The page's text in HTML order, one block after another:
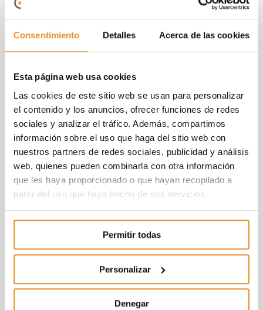
Consentimiento Detalles Acerca de las cookies
Esta página web usa cookies
Las cookies de este sitio web se usan para personalizar
el contenido y los anuncios, ofrecer funciones de redes
sociales y analizar el tráfico. Además, compartimos
información sobre el uso que haga del sitio web con
nuestros partners de redes sociales, publicidad y análisis
web, quienes pueden combinarla con otra información
que les haya proporcionado o que hayan recopilado a
partir del uso que haya hecho de sus servicios.
Permitir todas
Personalizar
Denegar
apreciado esta iniciativa por ser el primer
paso dado dentro del ámbito inmobiliario
residencial no solo para
reforzar y
diversificar sus fuentes de financiación,
en los balances de las promotoras, sino
también para potenciar, todavía más, la
construcción deviviendas sostenibles, ya
que los criterios de elegibilidad de losbonos
verdes requieren que los desarrollos
residenciales se encuentren entre el 15% de
los energéticamente más eficientes del
mercado nacional.
avanza en latransformación del sector
residencial españoly, con él, en la
renovación necesaria de un parque de
un 15% de las emisiones de CO2 de nuestro
país.